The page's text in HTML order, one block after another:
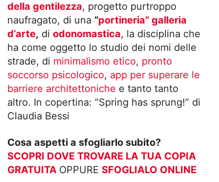
della gentilezza, progetto purtroppo
naufragato, di una “portineria” galleria
d’arte, di odonomastica, la disciplina che
ha come oggetto lo studio dei nomi delle
strade, di minimalismo etico, pronto
soccorso psicologico, app per superare le
barriere architettoniche e tanto tanto
altro. In copertina: “Spring has sprung!” di
Claudia Bessi
Cosa aspetti a sfogliarlo subito?
SCOPRI DOVE TROVARE LA TUA COPIA
GRATUITA OPPURE SFOGLIALO ONLINE